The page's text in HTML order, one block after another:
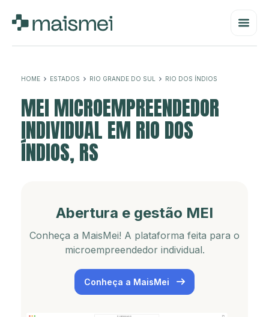
HOME ESTADOS RIO GRANDE DO SUL RIO DOS ÍNDIOS
MEI MICROEMPREENDEDOR
INDIVIDUAL EM RIO DOS
ÍNDIOS, RS
Abertura e gestão MEI
Conheça a MaisMei! A plataforma feita para o
microempreendedor individual.
Conheça a MaisMei